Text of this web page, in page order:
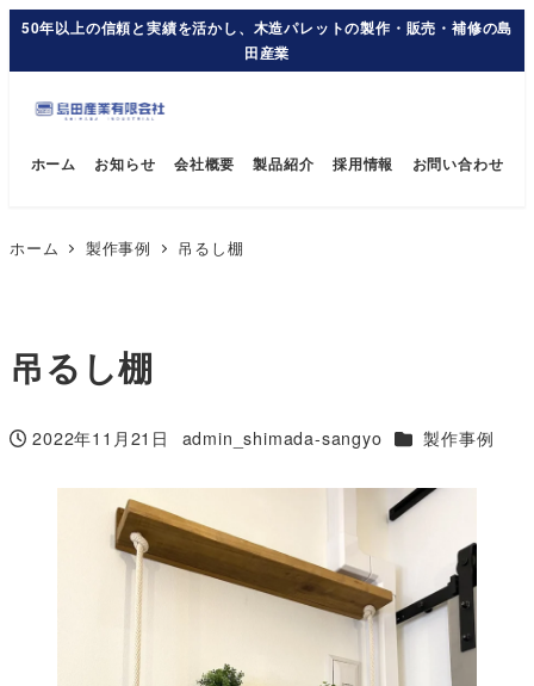
50年以上の信頼と実績を活かし、木造パレットの製作・販売・補修の島
田産業
ホーム お知らせ 会社概要 製品紹介 採用情報 お問い合わせ
ホーム 製作事例 吊るし棚
吊るし棚
投稿日
2022年11月21日
著
admin_shimada-sangyo カテゴリー
製作事例